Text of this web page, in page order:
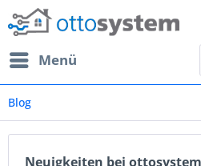
Menü
Blog
Neuigkeiten bei ottosystem